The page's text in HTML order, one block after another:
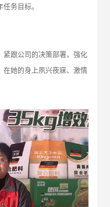
务目标。
紧跟公司的决策部署，强化
在她的身上夙兴夜寐、激情